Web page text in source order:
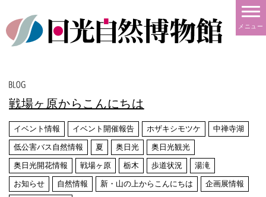
メニュー
戦場ヶ原からこんにちは
イベント情報 イベント開催報告 ホザキシモツケ 中禅寺湖
低公害バス自然情報 夏 奥日光 奥日光観光
奥日光開花情報 戦場ヶ原 栃木 歩道状況 湯滝
お知らせ 自然情報 新・山の上からこんにちは 企画展情報